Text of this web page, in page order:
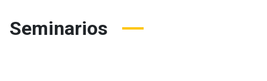
Seminarios